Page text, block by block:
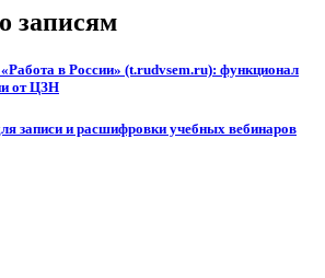
записям
в России» (t.rudvsem.ru): функционал
от ЦЗН
записи и расшифровки учебных вебинаров